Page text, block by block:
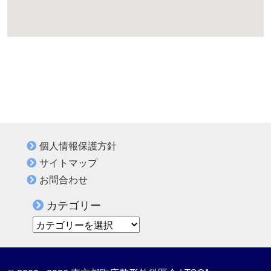
個人情報保護方針
サイトマップ
お問合わせ
カテゴリー
カテゴリー